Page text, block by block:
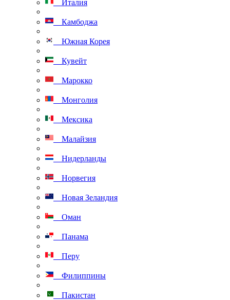
Италия
Камбоджа
Южная Корея
Кувейт
Марокко
Монголия
Мексика
Малайзия
Нидерланды
Норвегия
Новая Зеландия
Оман
Панама
Перу
Филиппины
Пакистан